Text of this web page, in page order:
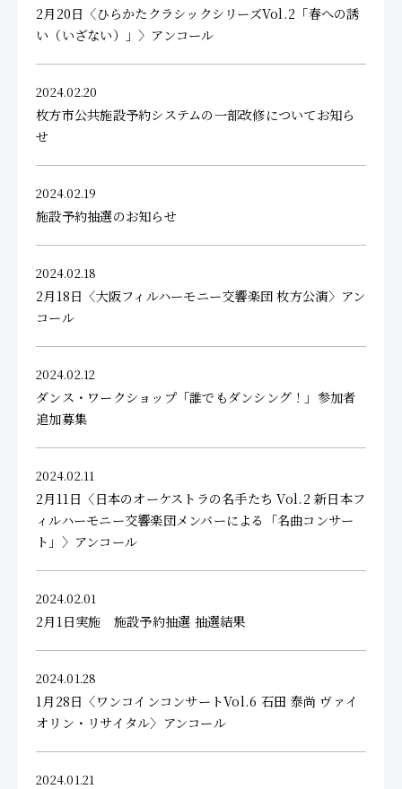
2月20日〈ひらかたクラシックシリーズVol.2「春への誘
い（いざない）」〉アンコール
2024.02.20
枚方市公共施設予約システムの一部改修についてお知ら
せ
2024.02.19
施設予約抽選のお知らせ
2024.02.18
2月18日〈大阪フィルハーモニー交響楽団 枚方公演〉アン
コール
2024.02.12
ダンス・ワークショップ「誰でもダンシング！」参加者
追加募集
2024.02.11
2月11日〈日本のオーケストラの名手たち Vol.2 新日本フ
ィルハーモニー交響楽団メンバーによる「名曲コンサー
ト」〉アンコール
2024.02.01
2月1日実施 施設予約抽選 抽選結果
2024.01.28
1月28日〈ワンコインコンサートVol.6 石田 泰尚 ヴァイ
オリン・リサイタル〉アンコール
2024.01.21